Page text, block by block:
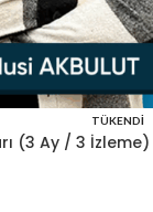
TÜKENDI
(3 Ay / 3 İzleme)